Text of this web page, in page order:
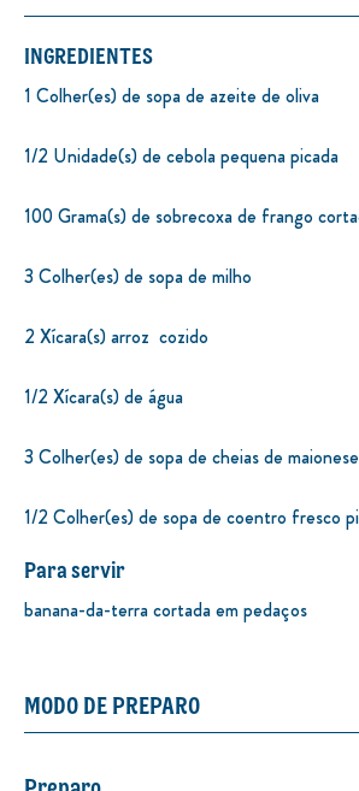
INGREDIENTES
1 Colher(es) de sopa de azeite de oliva
1/2 Unidade(s) de cebola pequena picada
100 Grama(s) de sobrecoxa de frango
3 Colher(es) de sopa de milho
2 Xícara(s) arroz cozido
1/2 Xícara(s) de água
3 Colher(es) de sopa de cheias de
1/2 Colher(es) de sopa de coentro fresco
Para servir
banana-da-terra cortada em pedaços
MODO DE PREPARO